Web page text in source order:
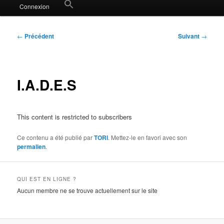
Connexion Search
Search Button
Navigation
← Précédent Suivant →
I.A.D.E.S
This content is restricted to subscribers
Ce contenu a été publié parTORI. Mettez-le en favori avec son
permalien.
QUI EST EN LIGNE ?
Aucun membre ne se trouve actuellement sur le site